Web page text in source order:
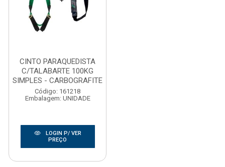
CINTO PARAQUEDISTA
C/TALABARTE 100KG
SIMPLES - CARBOGRAFITE
Código: 161218
Embalagem: UNIDADE
LOGIN P/ VER
PREÇO